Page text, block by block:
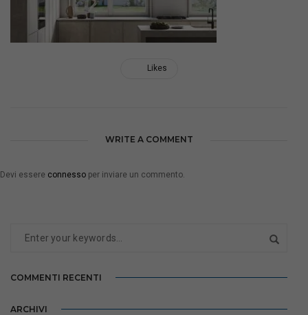
Likes
WRITE A COMMENT
Devi essere connesso per inviare un commento.
COMMENTI RECENTI
ARCHIVI